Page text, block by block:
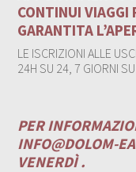
CONTINUI VIAGGI
GARANTITA
LE ISCRIZIONI ALLE
24H SU 24, 7 GIORNI SU
PER
INFO@DOLOM-
VENERDÌ .